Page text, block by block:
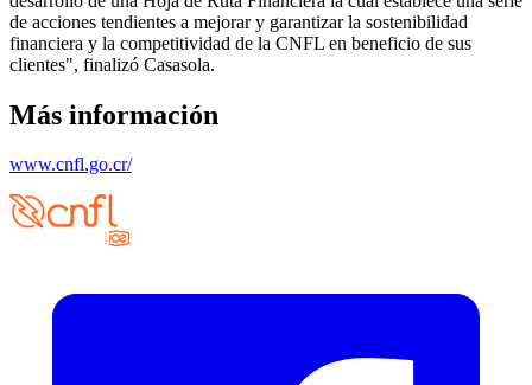
de acciones tendientes a mejorar y garantizar la sostenibilidad
financiera y la competitividad de la CNFL en beneficio de sus
clientes", finalizó Casasola.
Más información
www.cnfl.go.cr/